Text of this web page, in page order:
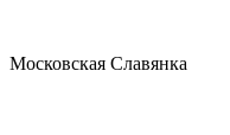
Московская Славянка